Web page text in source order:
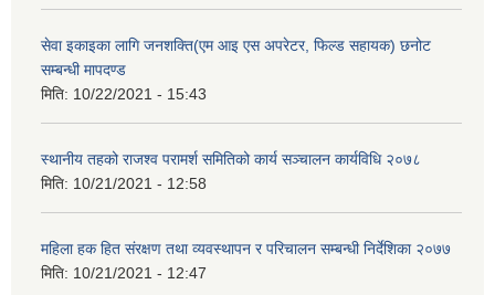
सेवा इकाइका लागि जनशक्ति(एम आइ एस अपरेटर, फिल्ड सहायक) छनोट
सम्बन्धी मापदण्ड
मिति: 10/22/2021 - 15:43
स्थानीय तहको राजश्व परामर्श समितिको कार्य सञ्चालन कार्यविधि २०७८
मिति: 10/21/2021 - 12:58
महिला हक हित संरक्षण तथा व्यवस्थापन र परिचालन सम्बन्धी निर्देशिका २०७७
मिति: 10/21/2021 - 12:47